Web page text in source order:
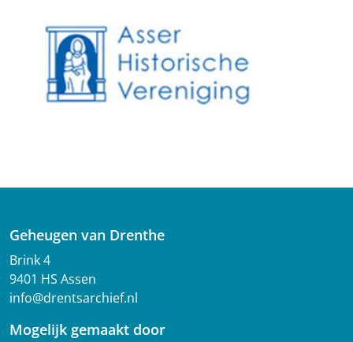
Geheugen van Drenthe
Brink 4
9401 HS Assen
info@drentsarchief.nl
Mogelijk gemaakt door